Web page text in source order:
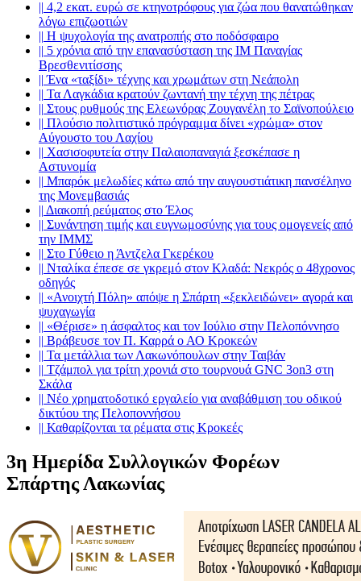
|| 4,2 εκατ. ευρώ σε κτηνοτρόφους για ζώα που θανατώθηκαν
λόγω επιζωοτιών
|| Η ψυχολογία της ανατροπής στο ποδόσφαιρο
|| 5 χρόνια από την επανασύσταση της ΙΜ Παναγίας
Βρεσθενιτίσσης
|| Ένα «ταξίδι» τέχνης και χρωμάτων στη Νεάπολη
|| Τα Λαγκάδια κρατούν ζωντανή την τέχνη της πέτρας
|| Στους ρυθμούς της Ελεωνόρας Ζουγανέλη το Σαϊνοπούλειο
|| Πλούσιο πολιτιστικό πρόγραμμα δίνει «χρώμα» στον
Αύγουστο του Λαχίου
|| Χασισοφυτεία στην Παλαιοπαναγιά ξεσκέπασε η
Αστυνομία
|| Μπαρόκ μελωδίες κάτω από την αυγουστιάτικη πανσέληνο
της Μονεμβασιάς
|| Διακοπή ρεύματος στο Έλος
|| Συνάντηση τιμής και ευγνωμοσύνης για τους ομογενείς από
την ΙΜΜΣ
|| Στο Γύθειο η Άντζελα Γκερέκου
|| Νταλίκα έπεσε σε γκρεμό στον Κλαδά: Νεκρός ο 48χρονος
οδηγός
|| «Ανοιχτή Πόλη» απόψε η Σπάρτη «ξεκλειδώνει» αγορά και
ψυχαγωγία
|| «Θέρισε» η άσφαλτος και τον Ιούλιο στην Πελοπόννησο
|| Βράβευσε τον Π. Καρρά ο ΑΟ Κροκεών
|| Τα μετάλλια των Λακωνόπουλων στην Ταιβάν
|| Τζάμπολ για τρίτη χρονιά στο τουρνουά GNC 3on3 στη
Σκάλα
|| Νέο χρηματοδοτικό εργαλείο για αναβάθμιση του οδικού
δικτύου της Πελοποννήσου
|| Καθαρίζονται τα ρέματα στις Κροκεές
3η Ημερίδα Συλλογικών Φορέων
Σπάρτης Λακωνίας